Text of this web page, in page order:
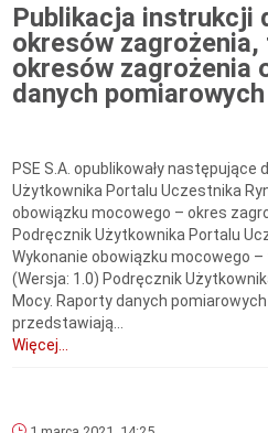
Publikacja instrukcji
okresów
okresów zagrożenia
danych pomiarowych
PSE S.A. opublikowały
Użytkownika Portalu Uczestnika
obowiązku mocowego – okres
Podręcznik Użytkownika Portalu
Wykonanie obowiązku mocowego
(Wersja: 1.0) Podręcznik
Mocy. Raporty danych
przedstawiają...
Więcej...